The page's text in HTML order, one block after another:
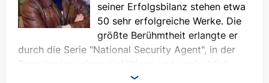
seiner Erfolgsbilanz stehen etwa
50 sehr erfolgreiche Werke. Die
größte Berühmtheit erlangte er
durch die Serie "National Security Agent", in der
Porechenkov einen einfältigen und unglaublich
charismatischen Agenten Lekha Nikolaev spielte.